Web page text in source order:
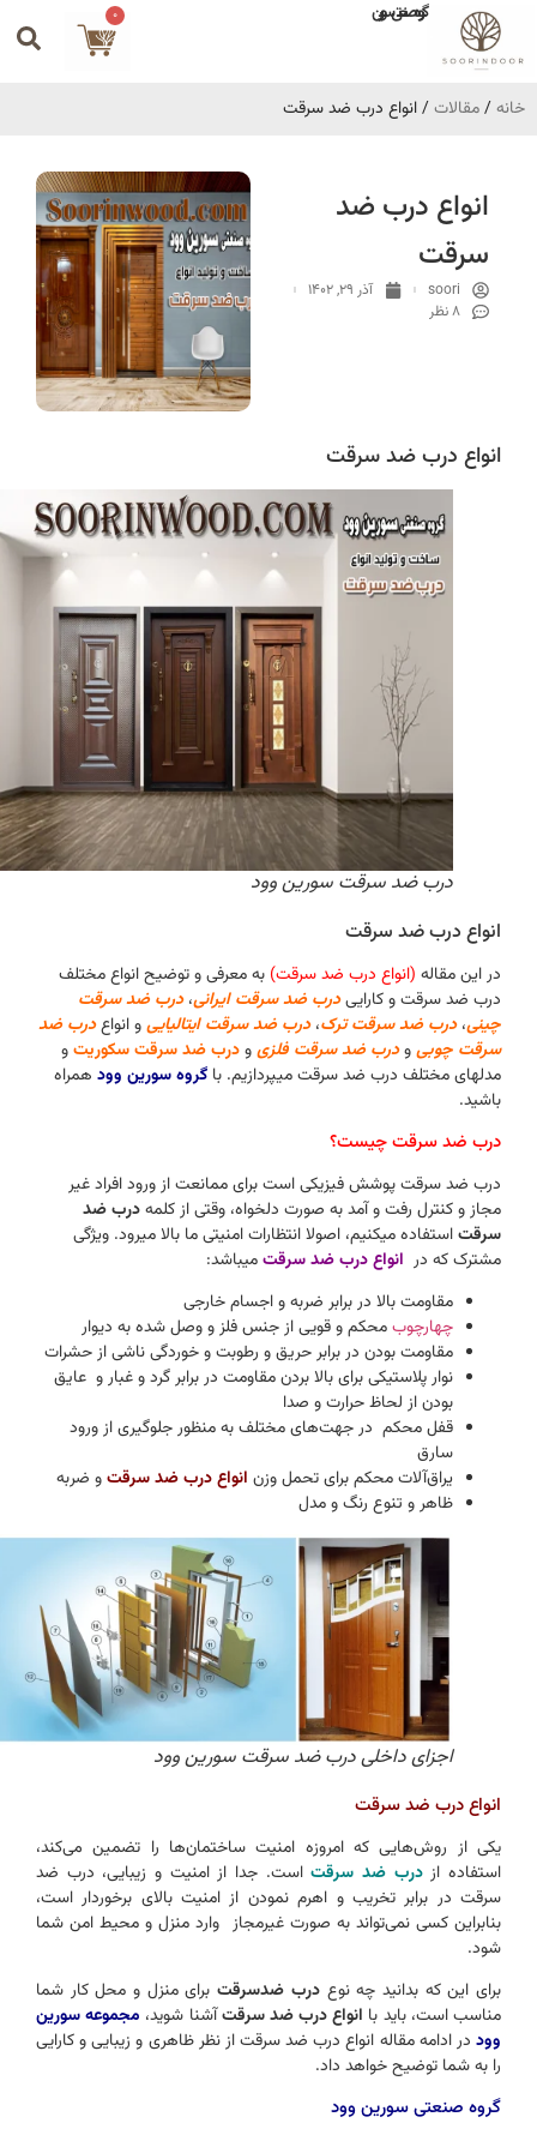
گروه صنعتی سورین
خانه/مقالات/ انواع درب ضد سرقت
انواع درب ضد
سرقت
soori
آذر 29, 1402
انواع درب ضد سرقت
درب ضد سرقت سورین وود
انواع درب ضد سرقت
در این مقاله(انواع درب ضد سرقت)به معرفی و توضیح انواع مختلف
درب ضد سرقت و کاراییدرب ضد سرقت ایرانی،درب ضد سرقت
چینی،درب ضد سرقت ترک،درب ضد سرقت ایتالیاییو انواعدرب ضد
سرقت چوبیودرب ضد سرقت فلزیودرب ضد سرقت سکوریتو
مدلهای مختلف درب ضد سرقت میپردازیم. باگروه سورین وودهمراه
باشید.
درب ضد سرقت چیست؟
درب ضد سرقت پوشش فیزیکی است برای ممانعت از ورود افراد غیر
مجاز و کنترل رفت و آمد به صورت دلخواه، وقتی از کلمهدرب ضد
سرقتاستفاده میکنیم، اصولا انتظارات امنیتی ما بالا میرود. ویژگی‌
مشترک که درانواع درب ضد سرقتمیباشد:
مقاومت بالا در برابر ضربه و اجسام خارجی
چهارچوبمحکم و قویی از جنس فلز و وصل شده به دیوار
مقاومت بودن در برابر حریق و رطوبت و خوردگی ناشی از حشرات
نوار پلاستیکی برای بالا بردن مقاومت در برابر گرد و غبار و عایق
بودن از لحاظ حرارت و صدا
قفل محکم در جهت‌های مختلف به منظور جلوگیری از ورود
سارق
یراق‌آلات محکم برای تحمل وزنانواع درب ضد سرقتو ضربه
ظاهر و تنوع رنگ و مدل
اجزای داخلی درب ضد سرقت سورین وود
انواع درب ضد سرقت
یکی از روش‌هایی که امروزه امنیت ساختمان‌ها را تضمین می‌کند،
استفاده ازدرب ضد سرقتاست. جدا از امنیت و زیبایی، درب ضد
سرقت در برابر تخریب و اهرم نمودن از امنیت بالای برخوردار است،
بنابراین کسی نمی‌تواند به صورت غیرمجاز وارد منزل و محیط امن شما
شود.
برای این که بدانید چه نوعدرب ضدسرقتبرای منزل و محل کار شما
مناسب است، باید باانواع درب ضد سرقتآشنا شوید،مجموعه سورین
ووددر ادامه مقاله انواع درب ضد سرقت از نظر ظاهری و زیبایی و کارایی
را به شما توضیح خواهد داد.
گروه صنعتی سورین وود